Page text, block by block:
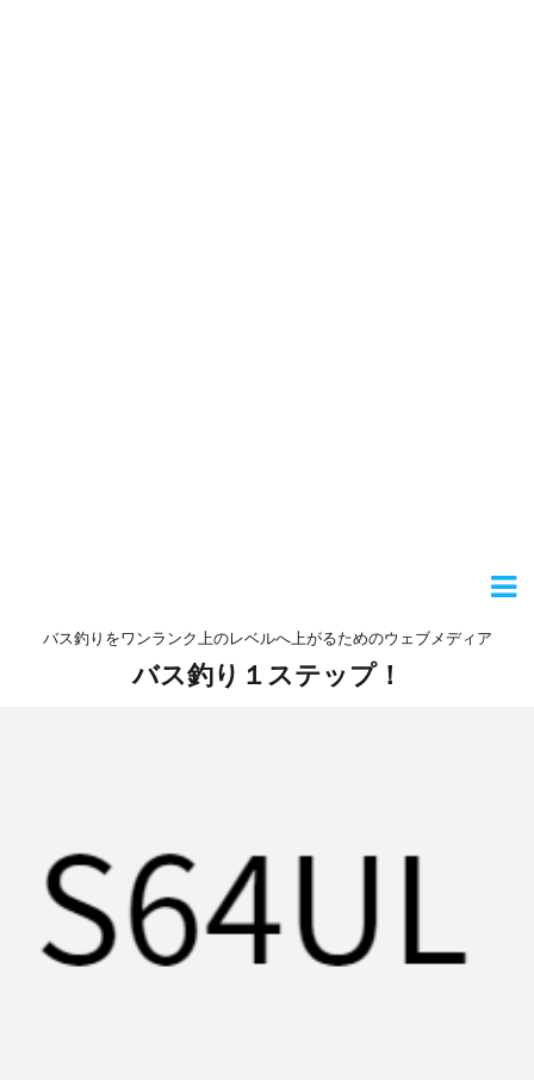
バス釣りをワンランク上のレベルへ上がるためのウェブメディア
バス釣り１ステップ！